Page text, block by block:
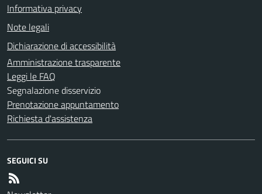
Informativa privacy
Note legali
Dichiarazione di accessibilità
Amministrazione trasparente
Leggi le FAQ
Segnalazione disservizio
Prenotazione appuntamento
Richiesta d'assistenza
SEGUICI SU